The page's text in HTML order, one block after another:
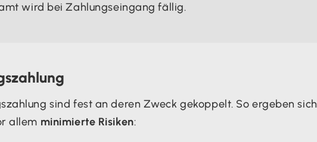
wird bei Zahlungseingang fällig.
sind fest an deren Zweck gekoppelt. So ergeben sich
allem minimierte Risiken: